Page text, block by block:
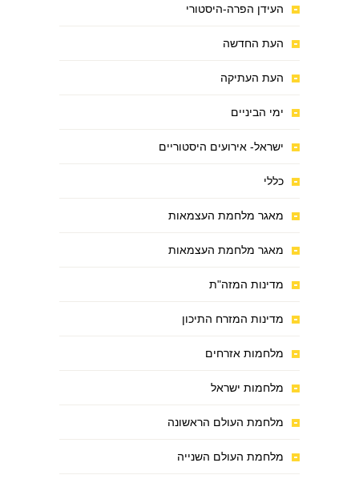
העידן הפרה-היסטורי
העת החדשה
העת העתיקה
ימי הביניים
ישראל- אירועים היסטוריים
כללי
מאגר מלחמת העצמאות
מאגר מלחמת העצמאות
מדינות המזה"ת
מדינות המזרח התיכון
מלחמות אזרחים
מלחמות ישראל
מלחמת העולם הראשונה
מלחמת העולם השנייה